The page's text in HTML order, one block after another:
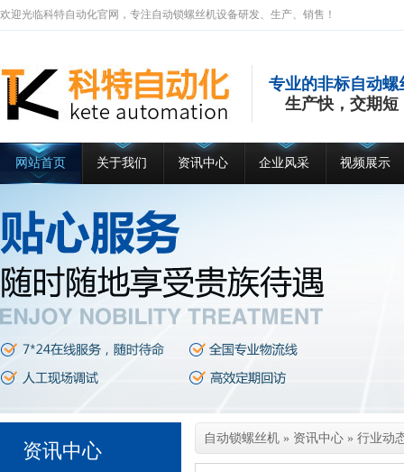
欢迎光临科特自动化官网，专注自动锁螺丝机设备研发、生产、销售！
专业的非标自动螺
生产快，交期短
网站首页 关于我们 资讯中心 企业风采 视频展示
资讯中心
自动锁螺丝机 » 资讯中心 » 行业动